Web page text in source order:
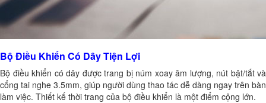
Bộ Điều Khiển Có Dây Tiện Lợi
Bộ điều khiển có dây được trang bị núm xoay âm lượng, nút bật/tắt và
cổng tai nghe 3.5mm, giúp người dùng thao tác dễ dàng ngay trên bàn
làm việc. Thiết kế thời trang của bộ điều khiển là một điểm cộng lớn.